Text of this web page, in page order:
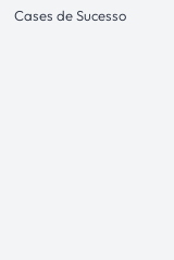
Cases de Sucesso